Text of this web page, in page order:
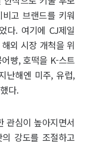
고 브랜드를 키워
다. 여기에 CJ제일
외 시장 개척을 위
빵, 호떡을 K-스트
난해엔 미주, 유럽,
다.
관심이 높아지면서
강도를 조절하고